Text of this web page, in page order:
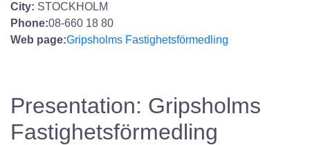
City: STOCKHOLM
Phone:08-660 18 80
Web page:Gripsholms Fastighetsförmedling
Presentation: Gripsholms
Fastighetsförmedling